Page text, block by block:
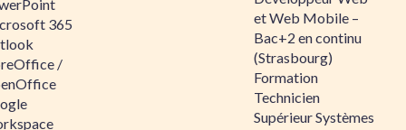
365
/
et Web Mobile –
Bac+2 en continu
(Strasbourg)
Formation
Technicien
Supérieur Systèmes